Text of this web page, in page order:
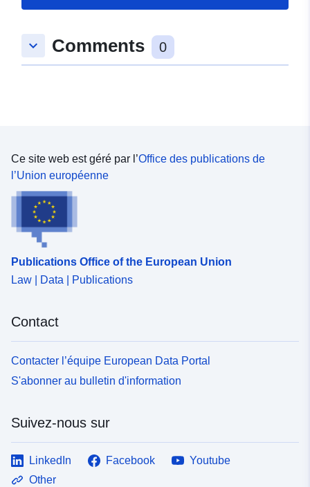
keyboard_arrow_down Comments 0
Ce site web est géré par l’Office des publications de
l’Union européenne
Publications Office of the European Union
Law | Data | Publications
Contact
Contacter l’équipe European Data Portal
S'abonner au bulletin d'information
Suivez-nous sur
LinkedIn Facebook
Youtube
Other